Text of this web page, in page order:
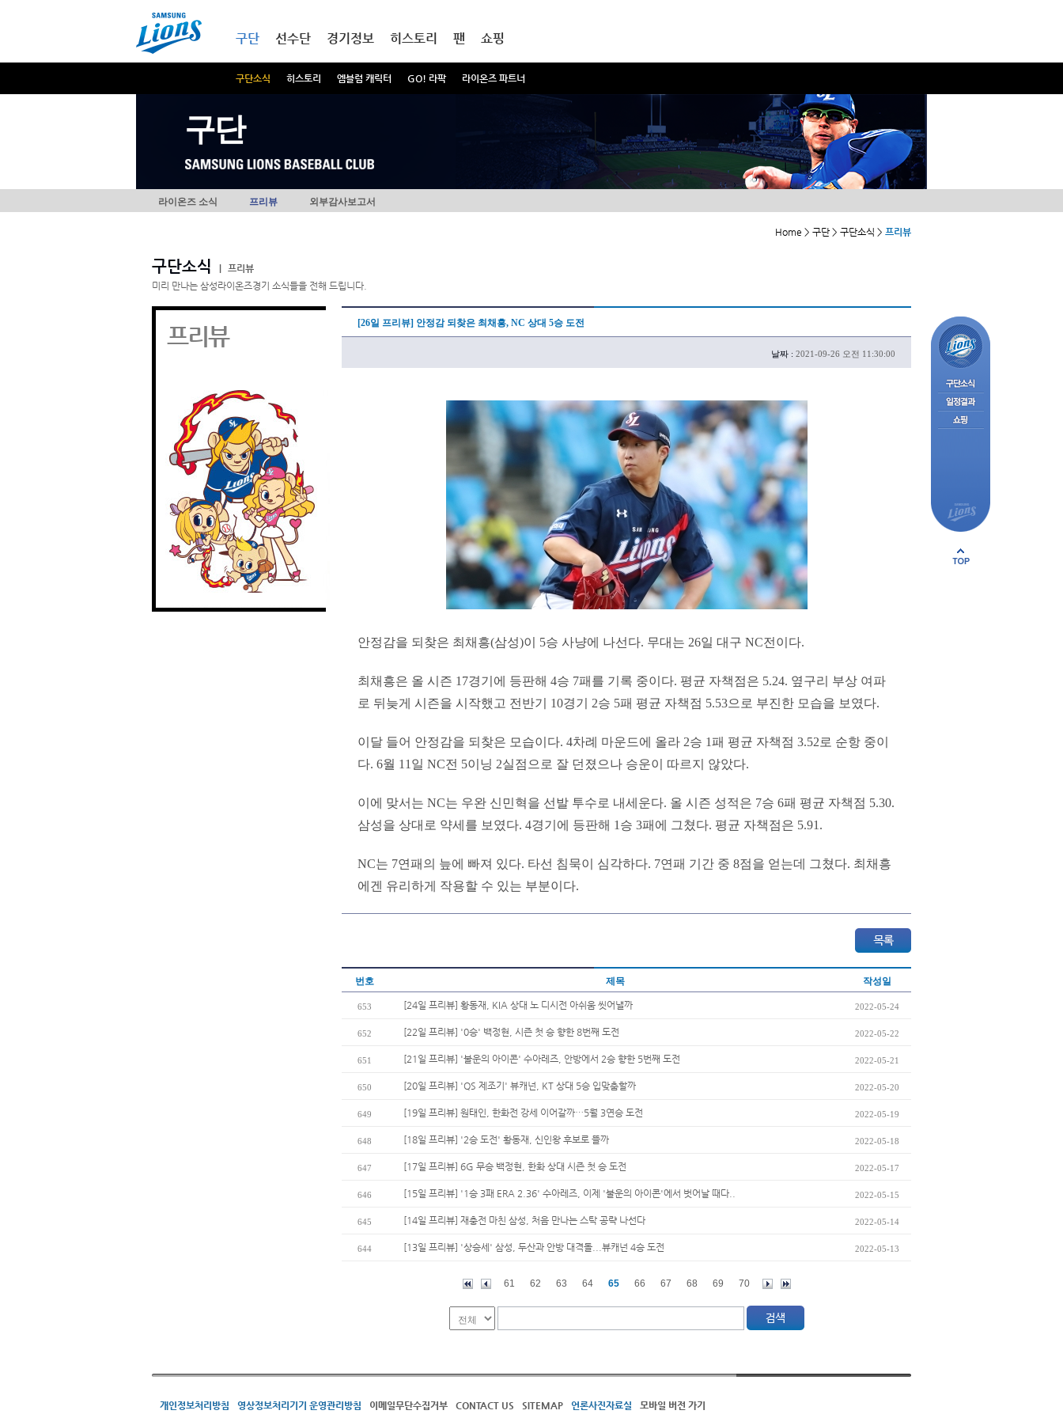
구단
구단소식 히스토리 엠블럼 캐릭터 GO! 라팍 라이온즈 파트너
선수단 경기정보 히스토리 팬 쇼핑
구단
라이온즈 소식 프리뷰 외부감사보고서
Home > 구단 > 구단소식 > 프리뷰
구단소식
프리뷰
미리 만나는 삼성라이온즈경기 소식들을 전해 드립니다.
프리뷰 [26일 프리뷰] 안정감 되찾은 최채흥, NC 상대 5승 도전
날짜 : 2021-09-26 오전 11:30:00
안정감을 되찾은 최채흥(삼성)이 5승 사냥에 나선다. 무대는 26일 대구 NC전이다.
최채흥은 올 시즌 17경기에 등판해 4승 7패를 기록 중이다. 평균 자책점은 5.24. 옆구리 부상 여파
로 뒤늦게 시즌을 시작했고 전반기 10경기 2승 5패 평균 자책점 5.53으로 부진한 모습을 보였다.
이달 들어 안정감을 되찾은 모습이다. 4차례 마운드에 올라 2승 1패 평균 자책점 3.52로 순항 중이
다. 6월 11일 NC전 5이닝 2실점으로 잘 던졌으나 승운이 따르지 않았다.
이에 맞서는 NC는 우완 신민혁을 선발 투수로 내세운다. 올 시즌 성적은 7승 6패 평균 자책점 5.30.
삼성을 상대로 약세를 보였다. 4경기에 등판해 1승 3패에 그쳤다. 평균 자책점은 5.91.
NC는 7연패의 늪에 빠져 있다. 타선 침묵이 심각하다. 7연패 기간 중 8점을 얻는데 그쳤다. 최채흥
에겐 유리하게 작용할 수 있는 부분이다.
번호 제목 작성일
653 [24일 프리뷰] 황동재, KIA 상대 노 디시전 아쉬움 씻어낼까 2022-05-24
652 [22일 프리뷰] '0승' 백정현, 시즌 첫 승 향한 8번째 도전 2022-05-22
651 [21일 프리뷰] '불운의 아이콘' 수아레즈, 안방에서 2승 향한 5번째 도전 2022-05-21
650 [20일 프리뷰] 'QS 제조기' 뷰캐넌, KT 상대 5승 입맞춤할까 2022-05-20
649 [19일 프리뷰] 원태인, 한화전 강세 이어갈까…5월 3연승 도전 2022-05-19
648 [18일 프리뷰] '2승 도전' 황동재, 신인왕 후보로 뜰까 2022-05-18
647 [17일 프리뷰] 6G 무승 백정현, 한화 상대 시즌 첫 승 도전 2022-05-17
646 [15일 프리뷰] '1승 3패 ERA 2.36' 수아레즈, 이제 '불운의 아이콘'에서 벗어날 때다.. 2022-05-15
645 [14일 프리뷰] 재충전 마친 삼성, 처음 만나는 스탁 공략 나선다 2022-05-14
644 [13일 프리뷰] '상승세' 삼성, 두산과 안방 대격돌...뷰캐넌 4승 도전 2022-05-13
61 62 63 64 65 66 67 68 69 70
개인정보처리방침 영상정보처리기기 운영관리방침 이메일무단수집거부 CONTACT US SITEMAP 언론사진자료실 모바일 버전 가기